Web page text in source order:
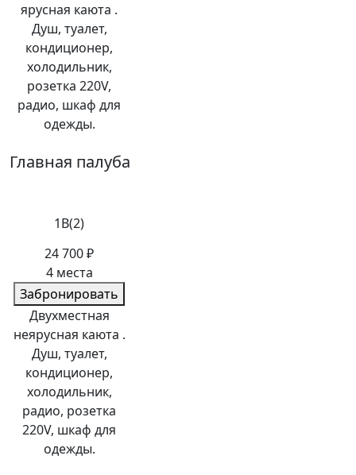
ярусная каюта .
Душ, туалет,
кондиционер,
холодильник,
розетка 220V,
радио, шкаф для
одежды.
Главная палуба
1В(2)
24 700 ₽
4 места
Забронировать
Двухместная
неярусная каюта .
Душ, туалет,
кондиционер,
холодильник,
радио, розетка
220V, шкаф для
одежды.